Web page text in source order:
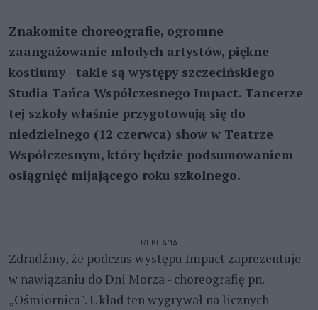
Znakomite choreografie, ogromne
zaangażowanie młodych artystów, piękne
kostiumy - takie są występy szczecińskiego
Studia Tańca Współczesnego Impact. Tancerze
tej szkoły właśnie przygotowują się do
niedzielnego (12 czerwca) show w Teatrze
Współczesnym, który będzie podsumowaniem
osiągnięć mijającego roku szkolnego.
REKLAMA
Zdradźmy, że podczas występu Impact zaprezentuje -
w nawiązaniu do Dni Morza - choreografię pn.
„Ośmiornica". Układ ten wygrywał na licznych